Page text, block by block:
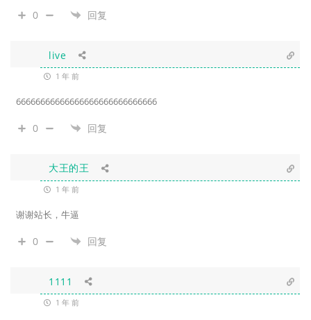
0 回复
live
1 年 前
66666666666666666666666666666
0 回复
大王的王
1 年 前
谢谢站长，牛逼
0 回复
1111
1 年 前